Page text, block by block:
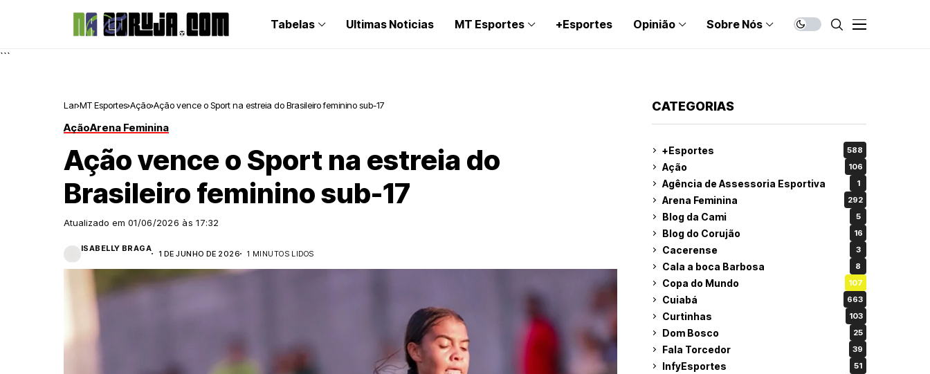
Tabelas Ultimas Noticias MT Esportes +Esportes Opinião Sobre Nós
```
Lar MT Esportes Ação Ação vence o Sport na estreia do Brasileiro feminino sub-17
AçãoArena Feminina
Ação vence o Sport na estreia do
Brasileiro feminino sub-17
Atualizado em 01/06/2026 às 17:32
ISABELLY BRAGA
1 DE JUNHO DE 2026 1 MINUTOS LIDOS
CATEGORIAS
+Esportes 588
Ação 106
Agência de Assessoria Esportiva 1
Arena Feminina 292
Blog da Cami 5
Blog do Corujão 16
Cacerense 3
Cala a boca Barbosa 8
Copa do Mundo 107
Cuiabá 663
Curtinhas 103
Dom Bosco 25
Fala Torcedor 39
InfyEsportes 51